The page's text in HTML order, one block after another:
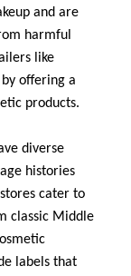
and are
harmful
like
offering a
products.
diverse
histories
cater to
classic Middle
labels that